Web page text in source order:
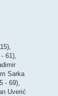
61),
Sarka
- 69),
Uverić